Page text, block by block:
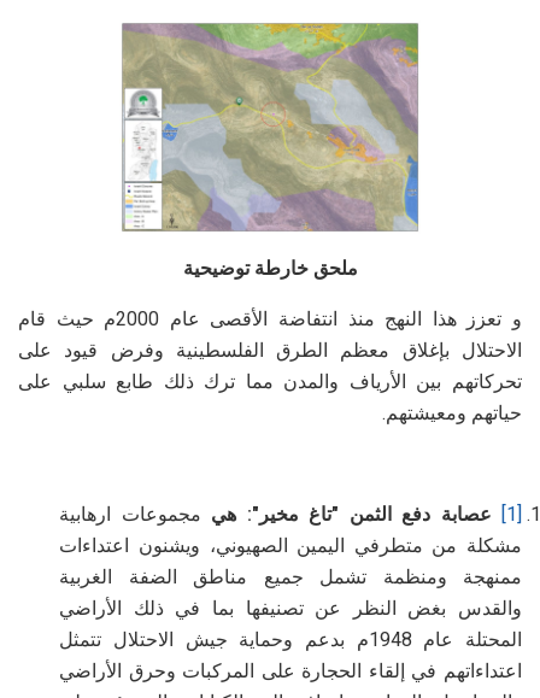
ملحق خارطة توضيحية
و تعزز هذا النهج منذ انتفاضة الأقصى عام 2000م حيث قام
الاحتلال بإغلاق معظم الطرق الفلسطينية وفرض قيود على
تحركاتهم بين الأرياف والمدن مما ترك ذلك طابع سلبي على
حياتهم ومعيشتهم.
[1] عصابة دفع الثمن "تاغ مخير": هي مجموعات ارهابية
مشكلة من متطرفي اليمين الصهيوني، ويشنون اعتداءات
ممنهجة ومنظمة تشمل جميع مناطق الضفة الغربية
والقدس بغض النظر عن تصنيفها بما في ذلك الأراضي
المحتلة عام 1948م بدعم وحماية جيش الاحتلال تتمثل
اعتداءاتهم في إلقاء الحجارة على المركبات وحرق الأراضي